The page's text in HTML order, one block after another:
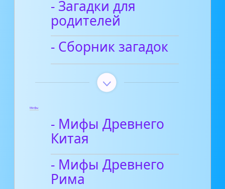
- Загадки для
родителей
- Сборник загадок
Мифы
- Мифы Древнего
Китая
- Мифы Древнего
Рима